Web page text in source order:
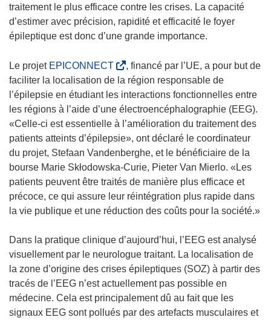
traitement le plus efficace contre les crises. La capacité
d’estimer avec précision, rapidité et efficacité le foyer
épileptique est donc d’une grande importance.
Le projet EPICONNECT(
s
’
o
u
v
r
e
d
a
n
u
n
e
n
o
u
, financé par l’UE, a pour but de
faciliter la localisation de la région responsable de
l’épilepsie en étudiant les interactions fonctionnelles entre
les régions à l’aide d’une électroencéphalographie (EEG).
«Celle-ci est essentielle à l’amélioration du traitement des
patients atteints d’épilepsie», ont déclaré le coordinateur
du projet, Stefaan Vandenberghe, et le bénéficiaire de la
bourse Marie Skłodowska-Curie, Pieter Van Mierlo. «Les
patients peuvent être traités de manière plus efficace et
précoce, ce qui assure leur réintégration plus rapide dans
la vie publique et une réduction des coûts pour la société.»
Dans la pratique clinique d’aujourd’hui, l’EEG est analysé
visuellement par le neurologue traitant. La localisation de
la zone d’origine des crises épileptiques (SOZ) à partir des
tracés de l’EEG n’est actuellement pas possible en
médecine. Cela est principalement dû au fait que les
signaux EEG sont pollués par des artefacts musculaires et